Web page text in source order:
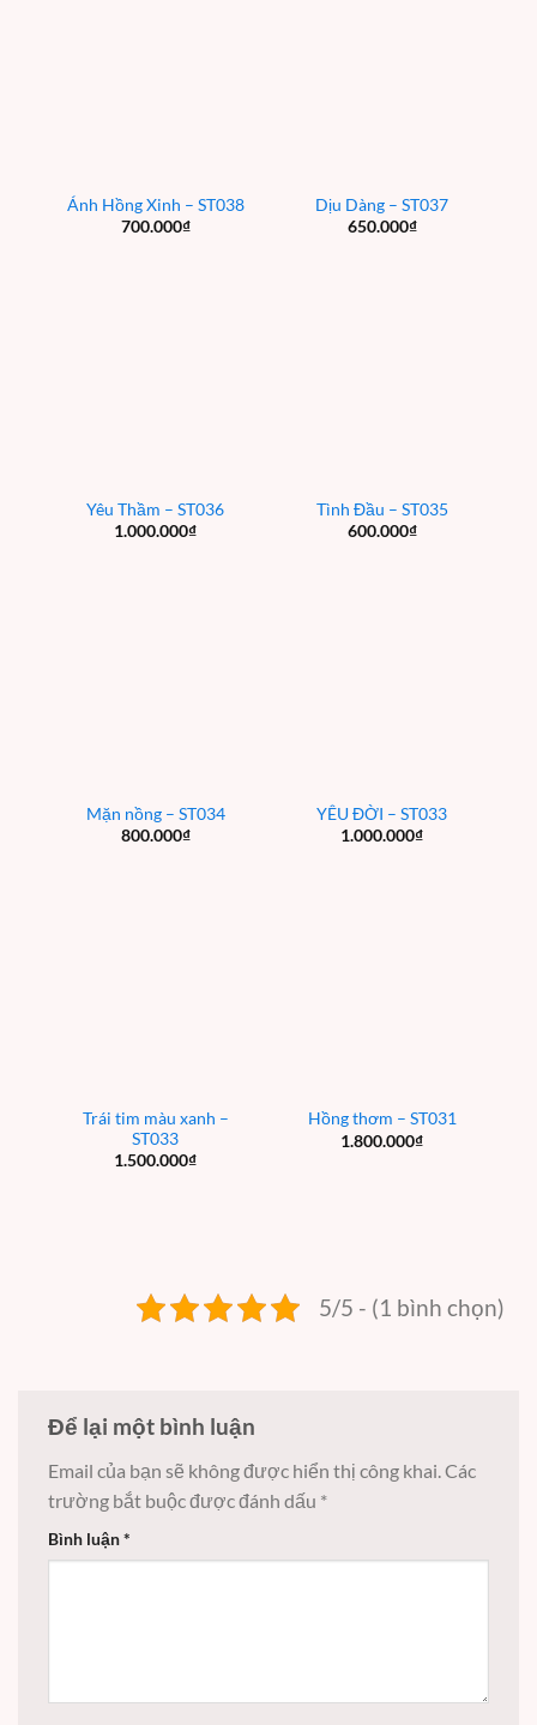
Ánh Hồng Xinh – ST038
700.000₫
Dịu Dàng – ST037
650.000₫
Yêu Thầm – ST036
1.000.000₫
Tình Đầu – ST035
600.000₫
Mặn nồng – ST034
800.000₫
YÊU ĐỜI – ST033
1.000.000₫
Trái tim màu xanh –
ST033
1.500.000₫
Hồng thơm – ST031
1.800.000₫
5/5 - (1 bình chọn)
Để lại một bình luận
Email của bạn sẽ không được hiển thị công khai.Các
trường bắt buộc được đánh dấu *
Bình luận*